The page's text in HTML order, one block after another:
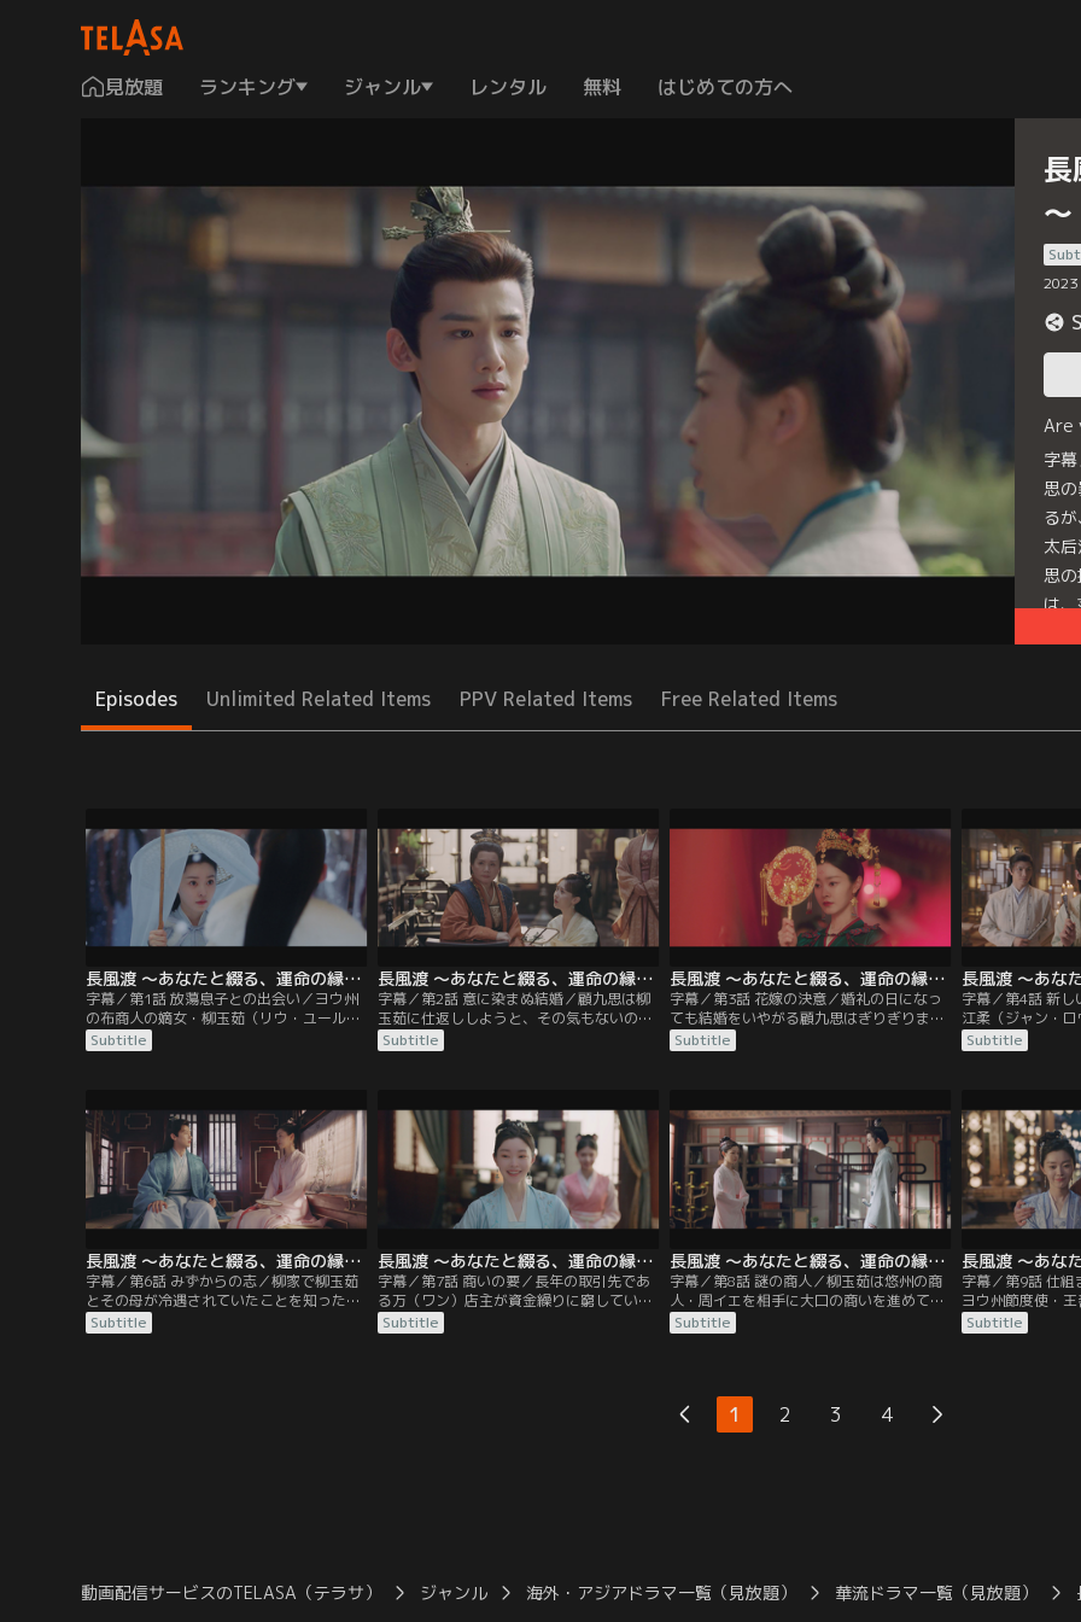
見放題 ランキング ジャンル レンタル 無料 はじめての方へ
2023
Are
字
思
る
太
思
は
Episodes Unlimited Related Items PPV Related Items Free Related Items
長風渡 ～あなたと綴る、運命の縁～ 第01話／字幕
字幕／第1話 放蕩息子との出会い／ヨウ州
の布商人の嫡女・柳玉茹（リウ・ユール
ー）は病弱の母・蘇婉（スー・ワン）の薬
を買うため自分の皮衣を売ることを思いつ
ー）に売り渡されていた。柳玉茹は皮衣を
取り返そうと、会ったこともない顧九思に
直談判しに行くが、九思は柳玉茹をからか
い…。
Subtitle
長風渡 ～あなたと綴る、運命の縁～ 第02話／字幕
字幕／第2話 意に染まぬ結婚／顧九思は柳
玉茹に仕返ししようと、その気もないのに
人前で玉茹を絶対に娶るとうそぶく。その
話を本気にした顧九思の両親は、息子が公
する。柳玉茹は想い人である葉世安（イ
エ・シーアン）との結婚を約束してくれた
葉家の女主人・梁青玉（リャン・チンユ
ー）に…。
Subtitle
長風渡 ～あなたと綴る、運命の縁～ 第03話／字幕
字幕／第3話 花嫁の決意／婚礼の日になっ
ても結婚をいやがる顧九思はぎりぎりまで
逃げ回るが、ついにある決意をして婚儀を
無事に終わらせる。その後の祝いの席で、
った結納品がすべて柳玉茹の名義になって
いることに不満をあらわにするが、それは
柳家の状況を察した顧九思の心遣いだっ
た。
Subtitle
字幕／第4話 新
江柔（ジャン・
茹を励まし、気
内する。顧家の
玉茹に委ねる。
気づけられた柳
め、顧九思につ
Subtitle
長風渡 ～あなたと綴る、運命の縁～ 第06話／字幕
字幕／第6話 みずからの志／柳家で柳玉茹
とその母が冷遇されていたことを知った顧
九思は、これからは自分が守ると玉茹に約
束する。夫を見直した柳玉茹は、勉学に励
Subtitle
長風渡 ～あなたと綴る、運命の縁～ 第07話／字幕
字幕／第7話 商いの要／長年の取引先であ
る万（ワン）店主が資金繰りに窮している
ことを知った柳玉茹は、機転を利かせて取
引を助ける。万店主から敬意を込めて“柳
Subtitle
長風渡 ～あなたと綴る、運命の縁～ 第08話／字幕
字幕／第8話 謎の商人／柳玉茹は悠州の商
人・周イエを相手に大口の商いを進めてい
たが、契約まであと一歩というところで取
引が頓挫してしまう。聞けば、洛子商（ル
に、納期も一月早くできるらしい。翌日、
その洛子商という男から茶屋に招かれた柳
玉茹は、ある取引を持ちかけられる。
Subtitle
字幕／第9話 仕
ヨウ州節度使・
エン）の息子・
れる。駆けつけ
Subtitle
1 2 3 4
動画配信サービスのTELASA（テラサ） ジャンル 海外・アジアドラマ一覧（見放題） 華流ドラマ一覧（見放題）